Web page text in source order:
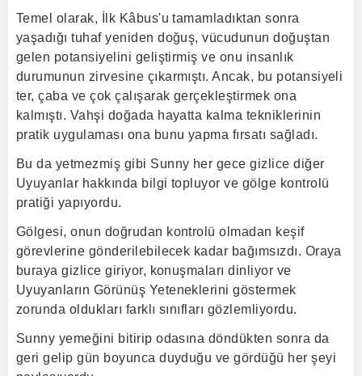
Temel olarak, İlk Kâbus'u tamamladıktan sonra
yaşadığı tuhaf yeniden doğuş, vücudunun doğuştan
gelen potansiyelini geliştirmiş ve onu insanlık
durumunun zirvesine çıkarmıştı. Ancak, bu potansiyeli
ter, çaba ve çok çalışarak gerçekleştirmek ona
kalmıştı. Vahşi doğada hayatta kalma tekniklerinin
pratik uygulaması ona bunu yapma fırsatı sağladı.
Bu da yetmezmiş gibi Sunny her gece gizlice diğer
Uyuyanlar hakkında bilgi topluyor ve gölge kontrolü
pratiği yapıyordu.
Gölgesi, onun doğrudan kontrolü olmadan keşif
görevlerine gönderilebilecek kadar bağımsızdı. Oraya
buraya gizlice giriyor, konuşmaları dinliyor ve
Uyuyanların Görünüş Yeteneklerini göstermek
zorunda oldukları farklı sınıfları gözlemliyordu.
Sunny yemeğini bitirip odasına döndükten sonra da
geri gelip gün boyunca duyduğu ve gördüğü her şeyi